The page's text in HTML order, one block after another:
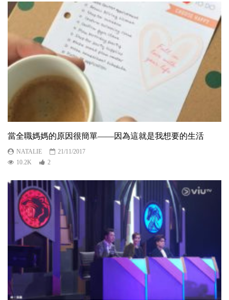
當全職媽媽的原因很簡單——因為這就是我想要的生活
NATALIE
21/11/2017
10.2K
2